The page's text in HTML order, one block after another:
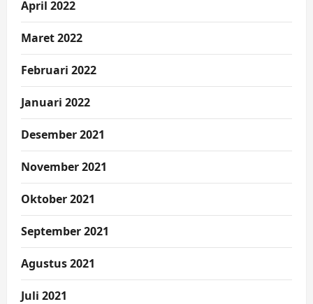
April 2022
Maret 2022
Februari 2022
Januari 2022
Desember 2021
November 2021
Oktober 2021
September 2021
Agustus 2021
Juli 2021